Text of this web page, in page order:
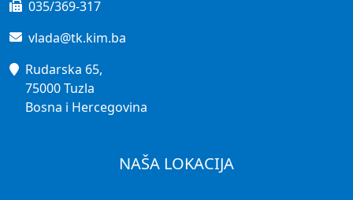
035/369-317
vlada@tk.kim.ba
Rudarska 65,
75000 Tuzla
Bosna i Hercegovina
NAŠA LOKACIJA